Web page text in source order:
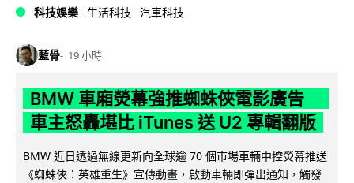
科技娛樂 生活科技 汽車科技
藍骨 19 小時
BMW 車廂熒幕強推蜘蛛俠電影廣告
車主怒轟堪比 iTunes 送 U2 專輯翻版
BMW 近日透過無線更新向全球逾 70 個市場車輛中控熒幕推送
《蜘蛛俠：英雄重生》宣傳動畫，啟動車輛即彈出通知，觸發